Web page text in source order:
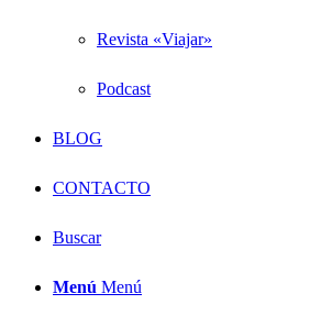
Revista «Viajar»
Podcast
BLOG
CONTACTO
Buscar
Menú Menú